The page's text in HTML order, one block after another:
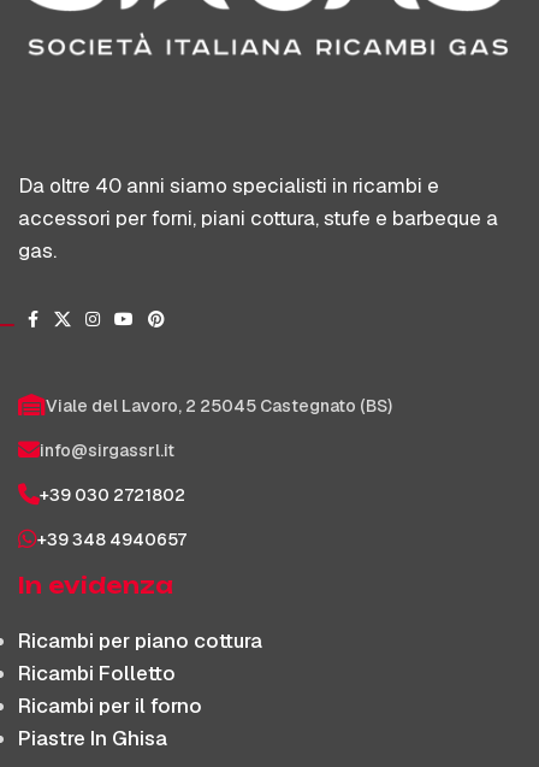
Da oltre 40 anni siamo specialisti in ricambi e
accessori per forni, piani cottura, stufe e barbeque a
gas.
Viale del Lavoro, 2 25045 Castegnato (BS)
info@sirgassrl.it
+39 030 2721802
+39 348 4940657
In evidenza
Ricambi per piano cottura
Ricambi Folletto
Ricambi per il forno
Piastre In Ghisa